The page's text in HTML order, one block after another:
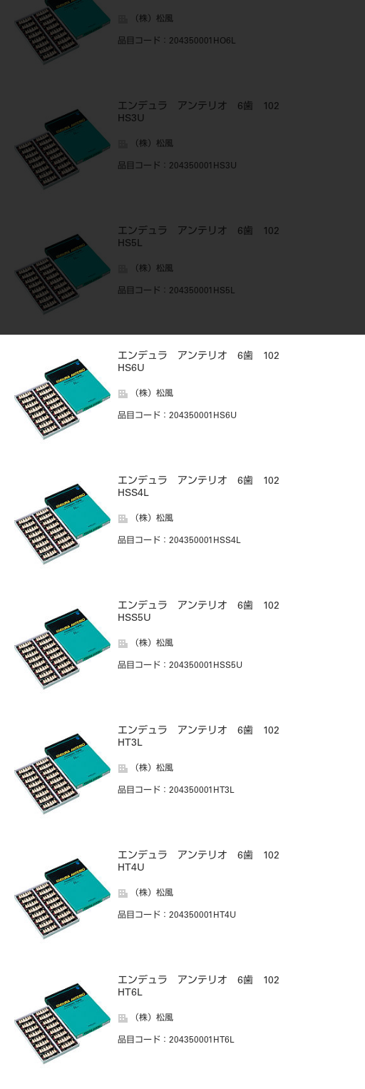
（株）松風
品目コード ：204350001HO6L
エンデュラ アンテリオ 6歯 102
HS3U
（株）松風
品目コード ：204350001HS3U
エンデュラ アンテリオ 6歯 102
HS5L
（株）松風
品目コード ：204350001HS5L
エンデュラ アンテリオ 6歯 102
HS6U
（株）松風
品目コード ：204350001HS6U
エンデュラ アンテリオ 6歯 102
HSS4L
（株）松風
品目コード ：204350001HSS4L
エンデュラ アンテリオ 6歯 102
HSS5U
（株）松風
品目コード ：204350001HSS5U
エンデュラ アンテリオ 6歯 102
HT3L
（株）松風
品目コード ：204350001HT3L
エンデュラ アンテリオ 6歯 102
HT4U
（株）松風
品目コード ：204350001HT4U
エンデュラ アンテリオ 6歯 102
HT6L
（株）松風
品目コード ：204350001HT6L